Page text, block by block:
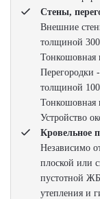
Стены,
Внешние
толщиной
Тонкошовная
Перегородки
толщиной
Тонкошовная
Устройство
Кровельное
Независимо
плоской или
пустотной
утепления и